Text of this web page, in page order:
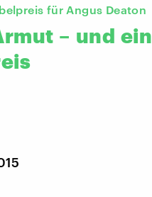
für Angus Deaton
– und ein